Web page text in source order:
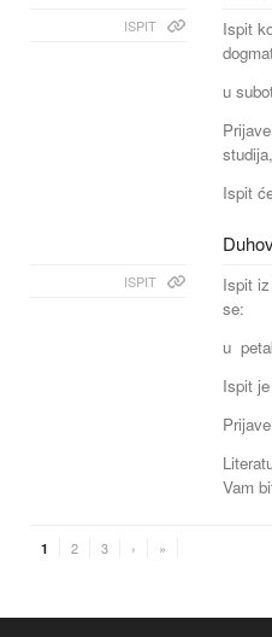
ISPIT
Ispit
u
Ispit
ISPIT
Ispit
se:
u
Ispit
Vam
1 2 3 › »